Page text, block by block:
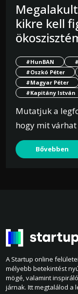
kikre kell
#HunBAN
#Oszkó Péter
#Magyar Péter
#Kapitány István
Mutatjuk a
hogy mit
Bővebben
A Startup online
mélyebb betekintést
mögé, valamint
járnak. Itt megtalálod a